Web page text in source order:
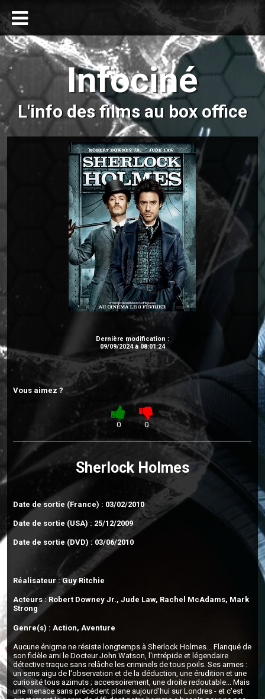
Infociné
L'info des films au box office
Dernière modification :
09/09/2024 à 08:01:24
Vous aimez ?
0 0
Sherlock Holmes
Date de sortie (France) : 03/02/2010
Date de sortie (USA) : 25/12/2009
Date de sortie (DVD) : 03/06/2010
Réalisateur : Guy Ritchie
Acteurs : Robert Downey Jr., Jude Law, Rachel McAdams, Mark
Strong
Genre(s) : Action, Aventure
Aucune énigme ne résiste longtemps à Sherlock Holmes... Flanqué de
son fidèle ami le Docteur John Watson, l'intrépide et légendaire
détective traque sans relâche les criminels de tous poils. Ses armes :
un sens aigu de l'observation et de la déduction, une érudition et une
curiosité tous azimuts ; accessoirement, une droite redoutable... Mais
une menace sans précédent plane aujourd'hui sur Londres - et c'est